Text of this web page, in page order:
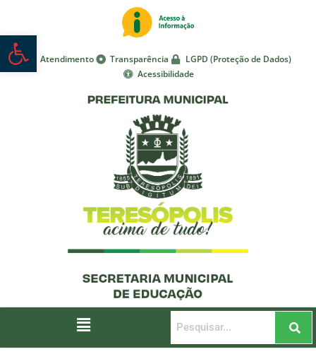
Abrir a barra de ferramentas
Atendimento Transparência
LGPD (Proteção de Dados)
Acessibilidade